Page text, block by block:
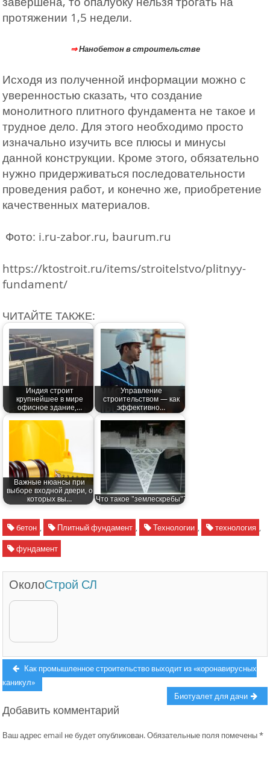
протяжении 1,5 недели.
⇒Нанобетон в строительстве
Исходя из полученной информации можно с
уверенностью сказать, что создание
монолитного плитного фундамента не такое и
трудное дело. Для этого необходимо просто
изначально изучить все плюсы и минусы
данной конструкции. Кроме этого, обязательно
нужно придерживаться последовательности
проведения работ, и конечно же, приобретение
качественных материалов.
Фото: i.ru-zabor.ru, baurum.ru
https://ktostroit.ru/items/stroitelstvo/plitnyy-
fundament/
ЧИТАЙТЕ ТАКЖЕ:
Индия строит
крупнейшее в мире
офисное здание,…
Управление
строительством — как
эффективно…
Важные нюансы при
выборе входной двери, о
которых вы…
Что такое "землескребы"?
бетон , Плитный фундамент , Технологии , технология ,
фундамент
ОколоСтрой СЛ
Навигация
по
записям
Previous
post:
Как промышленное строительство выходит из «коронавирусных
каникул»
Next
Биотуалет для дачи
Добавить комментарий
Ваш адрес email не будет опубликован.Обязательные поля помечены*